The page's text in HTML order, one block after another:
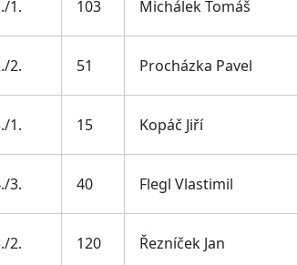
1. 103 Michálek Tomáš
2. 51 Procházka Pavel
1. 15 Kopáč Jiří
3. 40 Flegl Vlastimil
2. 120 Řezníček Jan